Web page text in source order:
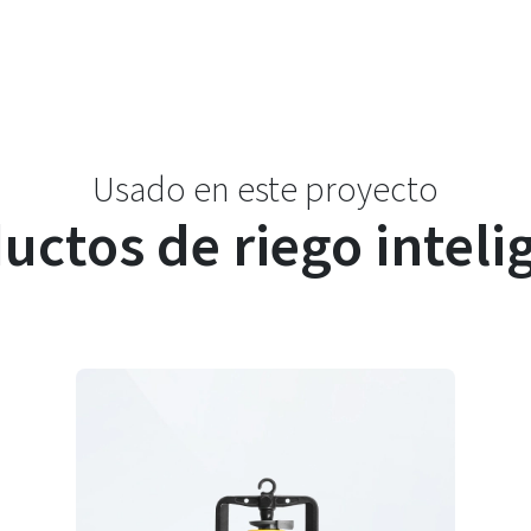
Usado en este proyecto
de riego